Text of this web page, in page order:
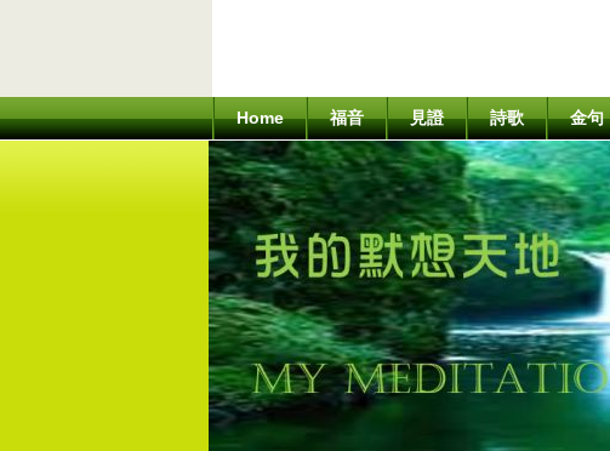
Home 福音 見證 詩歌 金句